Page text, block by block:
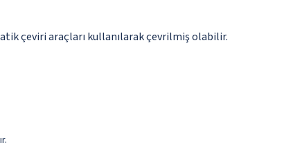
çeviri araçları kullanılarak çevrilmiş olabilir.